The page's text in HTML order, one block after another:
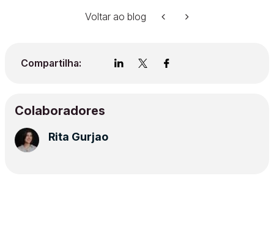
Voltar ao blog
Compartilha:
Colaboradores
Rita Gurjao